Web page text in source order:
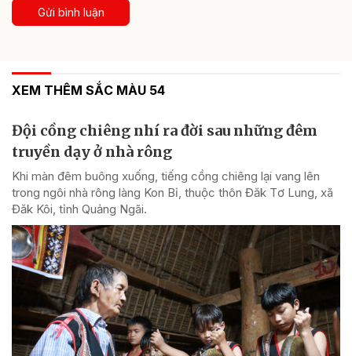
Gửi bình luận
XEM THÊM SẮC MÀU 54
Đội cồng chiêng nhí ra đời sau những đêm
truyền dạy ở nhà rông
Khi màn đêm buông xuống, tiếng cồng chiêng lại vang lên
trong ngôi nhà rông làng Kon Bỉ, thuộc thôn Đăk Tơ Lung, xã
Đăk Kôi, tỉnh Quảng Ngãi.